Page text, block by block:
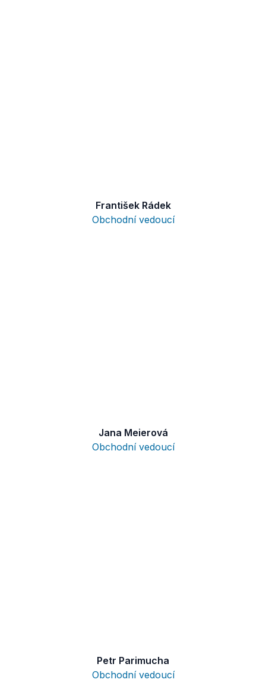
František Rádek
Obchodní vedoucí
Jana Meierová
Obchodní vedoucí
Petr Parimucha
Obchodní vedoucí